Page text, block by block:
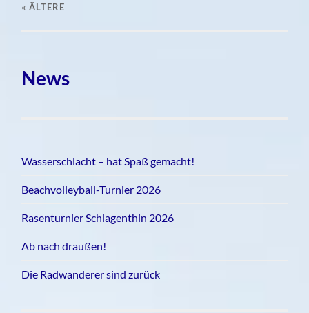
« ÄLTERE
News
Wasserschlacht – hat Spaß gemacht!
Beachvolleyball-Turnier 2026
Rasenturnier Schlagenthin 2026
Ab nach draußen!
Die Radwanderer sind zurück